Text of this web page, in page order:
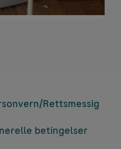
Rettsmessig
betingelser